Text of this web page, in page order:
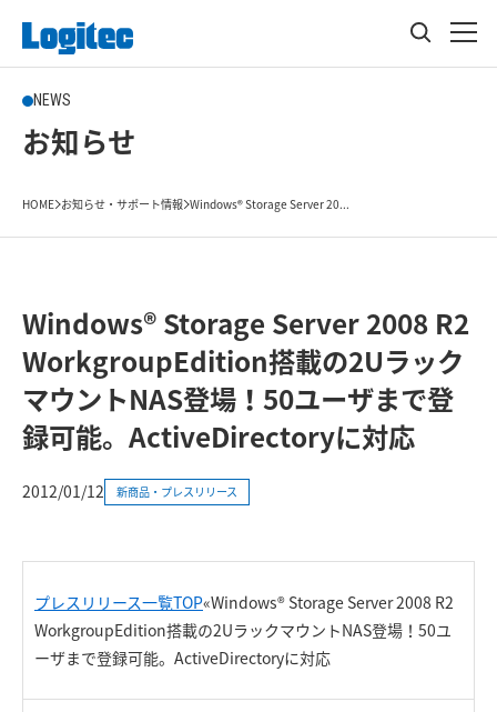
NEWS
お知らせ
HOME お知らせ・サポート情報 Windows® Storage Server 20...
Windows® Storage Server 2008 R2
WorkgroupEdition搭載の2Uラック
マウントNAS登場！50ユーザまで登
録可能。ActiveDirectoryに対応
2012/01/12 新商品・プレスリリース
プレスリリース一覧TOP«Windows® Storage Server 2008 R2
WorkgroupEdition搭載の2UラックマウントNAS登場！ 50ユ
ーザまで登録可能。ActiveDirectoryに対応